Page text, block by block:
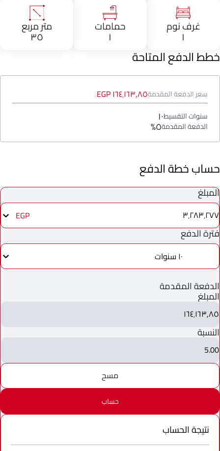
غرف نوم
١
حمامات
١
متر مربع
٣٥
خطط الدفع المتاحة
سعر الدفعة المقدمة١٦٤٬١٦٣٫٨٥ EGP
سنوات التقسيط١٠
الدفعة المقدمة٥%
حساب خطة الدفع
المبلغ
٣٬٢٨٣٬٢٧٧ EGP
فترة الدفع
١٠ سنوات
الدفعة المقدمة
المبلغ
١٦٤٬١٦٣٫٨٥
النسبة
5.00
مسح
حساب
نتيجة الحساب